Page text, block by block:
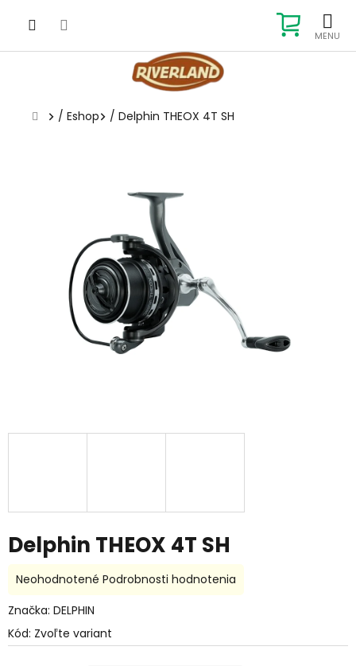
KOŠÍK
Domov
/ Eshop / Delphin THEOX 4T SH
Delphin THEOX 4T SH
Kód: Zvoľte variant
Priemerné
produktu
0,0
Neohodnotené Podrobnosti hodnotenia
Značka: DELPHIN